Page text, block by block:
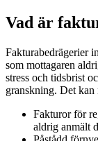
Vad är
Fakturabedrägerier
som mottagaren
stress och tidsbrist
granskning. Det kan
Fakturor för
aldrig anmält